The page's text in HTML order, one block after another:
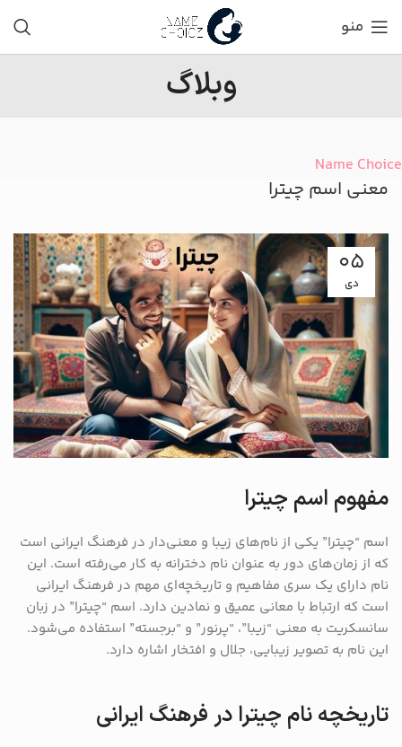
منو
وبلاگ
Name Choice
معنی اسم چیترا
05
دی
مفهوم اسم چیترا
اسم “چیترا” یکی از نام‌های زیبا و معنی‌دار در فرهنگ ایرانی است
که از زمان‌های دور به عنوان نام دخترانه به کار می‌رفته است. این
نام دارای یک سری مفاهیم و تاریخچه‌ای مهم در فرهنگ ایرانی
است که ارتباط با معانی عمیق و نمادین دارد. اسم “چیترا” در زبان
سانسکریت به معنی “زیبا”، “پرنور” و “برجسته” استفاده می‌شود.
این نام به تصویر زیبایی، جلال و افتخار اشاره دارد.
تاریخچه نام چیترا در فرهنگ ایرانی